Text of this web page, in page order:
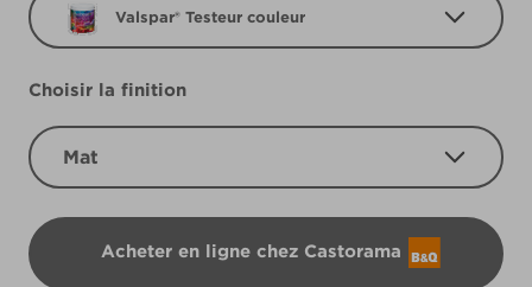
Valspar® Testeur couleur
Choisir la finition
Mat
Acheter en ligne chez Castorama
B&Q